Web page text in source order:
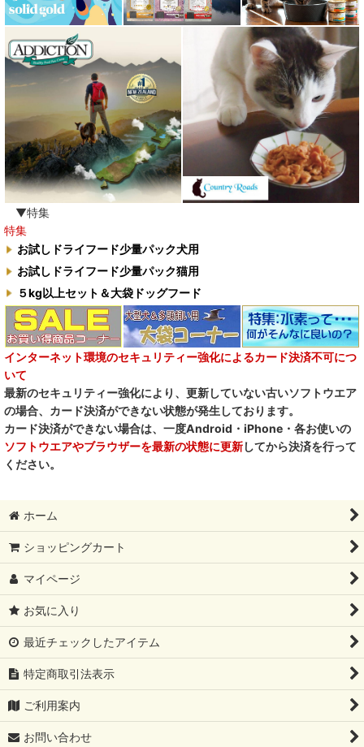
▼特集
特集
お試しドライフード少量パック犬用
お試しドライフード少量パック猫用
５kg以上セット＆大袋ドッグフード
インターネット環境のセキュリティー強化によるカード決済不可につ
いて
最新のセキュリティー強化により、更新していない古いソフトウエア
の場合、カード決済ができない状態が発生しております。
カード決済ができない場合は、一度Android・iPhone・各お使いの
ソフトウエアやブラウザーを最新の状態に更新してから決済を行って
ください。
ホーム
ショッピングカート
マイページ
お気に入り
最近チェックしたアイテム
特定商取引法表示
ご利用案内
お問い合わせ